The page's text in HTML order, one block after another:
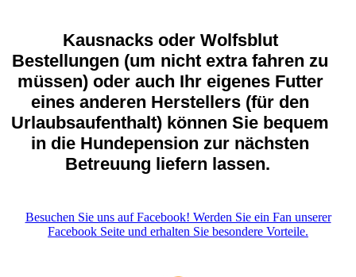
Kausnacks oder Wolfsblut
Bestellungen (um nicht extra fahren zu
müssen) oder auch Ihr eigenes Futter
eines anderen Herstellers (für den
Urlaubsaufenthalt) können Sie bequem
in die Hundepension zur nächsten
Betreuung liefern lassen.
Besuchen Sie uns auf Facebook! Werden Sie ein Fan unserer
Facebook Seite und erhalten Sie besondere Vorteile.